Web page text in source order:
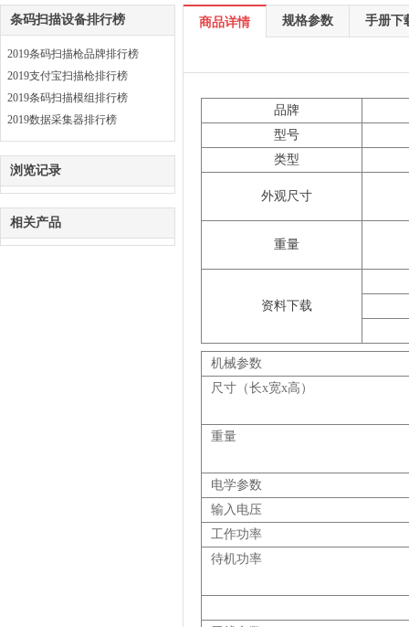
条码扫描设备排行榜
2019条码扫描枪品牌排行榜
2019支付宝扫描枪排行榜
2019条码扫描模组排行榜
2019数据采集器排行榜
浏览记录
相关产品
商品详情 规格参数 手册下
品牌
型号
类型
外观尺寸
重量
资料下载
机械参数
尺寸（长x宽x高）
重量
电学参数
输入电压
工作功率
待机功率